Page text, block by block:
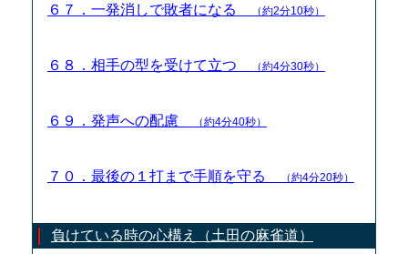
６７．一発消しで敗者になる （約2分10秒）
６８．相手の型を受けて立つ （約4分30秒）
６９．発声への配慮 （約4分40秒）
７０．最後の１打まで手順を守る （約4分20秒）
負けている時の心構え（土田の麻雀道）